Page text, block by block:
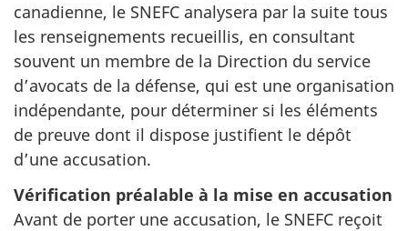
canadienne, le SNEFC analysera par la suite tous
les renseignements recueillis, en consultant
souvent un membre de la Direction du service
d’avocats de la défense, qui est une organisation
indépendante, pour déterminer si les éléments
de preuve dont il dispose justifient le dépôt
d’une accusation.
Vérification préalable à la mise en accusation
Avant de porter une accusation, le SNEFC reçoit